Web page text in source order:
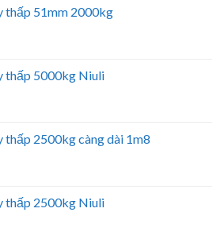
thấp 51mm 2000kg
thấp 5000kg Niuli
thấp 2500kg càng dài 1m8
thấp 2500kg Niuli